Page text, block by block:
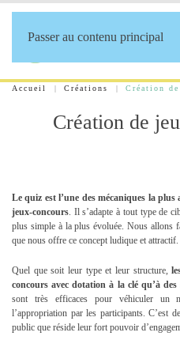
Passer au contenu principal
Accueil Créations Création
Création de
Le quiz est l’une des mécaniques la plus
jeux-concours. Il s’adapte à tout type de
plus simple à la plus évoluée. Nous allons
que nous offre ce concept ludique et attractif.
Quel que soit leur type et leur structure,
concours avec dotation à la clé qu’à des
sont très efficaces pour véhiculer un
l’appropriation par les participants. C’est
public que réside leur fort pouvoir